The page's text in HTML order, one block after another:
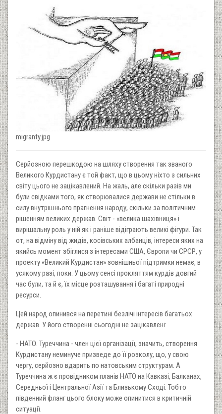
migranty.jpg
Серйозною перешкодою на шляху створення так званого
Великого Курдистану є той факт, що в цьому ніхто з сильних
світу цього не зацікавлений. На жаль, але скільки разів ми
були свідками того, як створювалися держави не стільки в
силу внутрішнього прагнення народу, скільки за політичним
рішенням великих держав. Світ - «велика шахівниця» і
вирішальну роль у ній як і раніше відіграють великі фігури. Так
от, на відміну від жидів, косівських албанців, інтереси яких на
якийсь момент збіглися з інтересами США, Європи чи СРСР, у
проекту «Великий Курдистан» зовнішньої підтримки немає, в
усякому разі, поки. У цьому сенсі прокляттям курдів довгий
час були, та й є, їх місце розташування і багаті природні
ресурси.
Цей народ опинився на перетині безлічі інтересів багатьох
держав. У його створенні сьогодні не зацікавлені:
- НАТО. Туреччина - член цієї організації, значить, створення
Курдистану неминуче призведе до її розколу, що, у свою
чергу, серйозно вдарить по натовським структурам. А
Туреччина ж є провідником планів НАТО на Кавказі, Балканах,
Середньої і Центральної Азії та Близькому Сході. Тобто
південний фланг цього блоку може опинитися в критичній
ситуації.